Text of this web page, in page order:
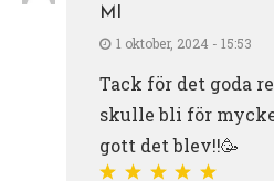
MI
1 oktober, 2024 - 15:53
Tack för det goda
skulle bli för
gott det blev!!🥳